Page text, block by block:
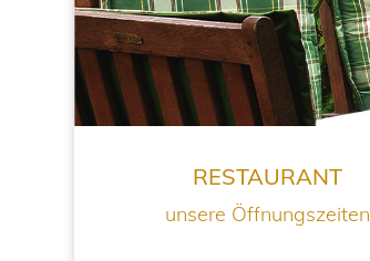
RESTAURANT
unsere Öffnungszeiten